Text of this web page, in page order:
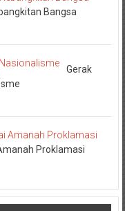
Bangsa
Gerak
Proklamasi